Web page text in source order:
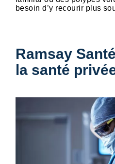
besoin d’y recourir plus
Ramsay
la santé